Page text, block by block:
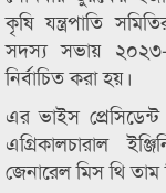
কৃষি যন্ত্রপাতি
সদস্য সভায়
নির্বাচিত করা হয়।
এর ভাইস
এগ্রিকালচারাল
জেনারেল মিস থি তাম